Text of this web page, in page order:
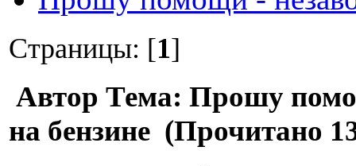
Страницы: [1]
Автор Тема: Прошу
на бензине (Прочитано